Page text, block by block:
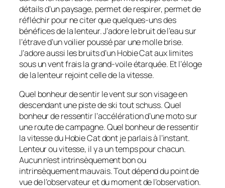
détails d’un paysage, permet de respirer, permet de
réfléchir pour ne citer que quelques-uns des
bénéfices de la lenteur. J’adore le bruit de l’eau sur
l’étrave d’un voilier poussé par une molle brise.
J’adore aussi les bruits d’un Hobie Cat aux limites
sous un vent frais la grand-voile étarquée. Et l’éloge
de la lenteur rejoint celle de la vitesse.
Quel bonheur de sentir le vent sur son visage en
descendant une piste de ski tout schuss. Quel
bonheur de ressentir l’accélération d’une moto sur
une route de campagne. Quel bonheur de ressentir
la vitesse du Hobie Cat dont je parlais à l’instant.
Lenteur ou vitesse, il y a un temps pour chacun.
Aucun n’est intrinsèquement bon ou
intrinsèquement mauvais. Tout dépend du point de
vue de l’observateur et du moment de l’observation.